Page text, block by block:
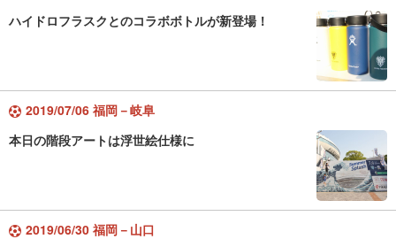
ハイドロフラスクとのコラボボトルが新登場！
2019/07/06 福岡－岐阜
本日の階段アートは浮世絵仕様に
2019/06/30 福岡－山口